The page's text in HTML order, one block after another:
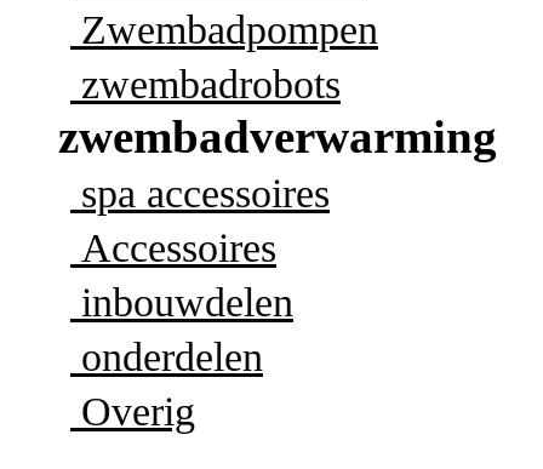
Zwembadpompen
zwembadrobots
zwembadverwarming
spa accessoires
Accessoires
inbouwdelen
onderdelen
Overig